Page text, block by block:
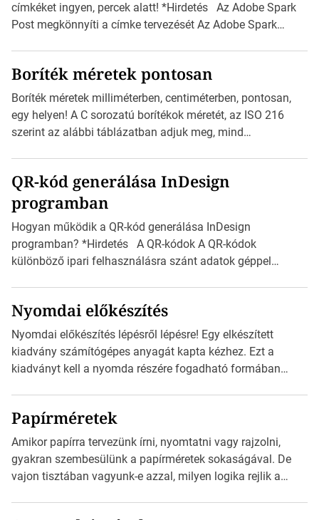
címkéket ingyen, percek alatt! *Hirdetés Az Adobe Spark
Post megkönnyíti a címke tervezését Az Adobe Spark
igazán foroghatnak a kreatív fogaskerekek, miközben
zajlik a saját címke készítése. Hogyan készítsünk címkét?
Válasszon méretet és alakot: Válassza ki a kívánt címke
méretét. Akár néhány […]
Boríték méretek pontosan
Boríték méretek milliméterben, centiméterben, pontosan,
egy helyen! A C sorozatú borítékok méretét, az ISO 216
szerint az alábbi táblázatban adjuk meg, mind
mutatja az A4-es papírlaphoz viszonyítva. Az amerikai és
észak-amerikai boríték méretére az ISO 216 nem
vonatkozik. Boríték méretének táblázata C0-tól […]
QR-kód generálása InDesign
programban
Hogyan működik a QR-kód generálása InDesign
programban? *Hirdetés A QR-kódok A QR-kódok
különböző ipari felhasználásra szánt adatok géppel
okostelefonjára telepíthet egy QR-kód-leolvasó
alkalmazást, ami leolvasni és dekódolni képes az URL-
információt és átirányítja a telefon böngészőjét a cég
weblapjára. A QR-kód beolvasása után a felhasználó
Nyomdai előkészítés
Nyomdai előkészítés lépésről lépésre! Egy elkészített
kiadvány számítógépes anyagát kapta kézhez. Ezt a
kiadványt kell a nyomda részére fogadható formában
Illustratorban készült vektorgrafika. *Hirdetés Minden
esetben konzultáljunk a nyomdával, mielőtt elkezdjük a
nyomdai előkészítést!Nehogy az elkészült munka után
derüljön ki, hogy valamit másképp kellett volna csinálni! […]
Papírméretek
Amikor papírra tervezünk írni, nyomtatni vagy rajzolni,
gyakran szembesülünk a papírméretek sokaságával. De
vajon tisztában vagyunk-e azzal, milyen logika rejlik a